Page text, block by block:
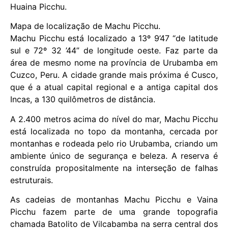
Huaina Picchu.
Mapa de localização de Machu Picchu.
Machu Picchu está localizado a 13º 9’47 “de latitude
sul e 72º 32 ’44” de longitude oeste. Faz parte da
área de mesmo nome na província de Urubamba em
Cuzco, Peru. A cidade grande mais próxima é Cusco,
que é a atual capital regional e a antiga capital dos
Incas, a 130 quilômetros de distância.
A 2.400 metros acima do nível do mar, Machu Picchu
está localizada no topo da montanha, cercada por
montanhas e rodeada pelo rio Urubamba, criando um
ambiente único de segurança e beleza. A reserva é
construída propositalmente na interseção de falhas
estruturais.
As cadeias de montanhas Machu Picchu e Vaina
Picchu fazem parte de uma grande topografia
chamada Batolito de Vilcabamba na serra central dos